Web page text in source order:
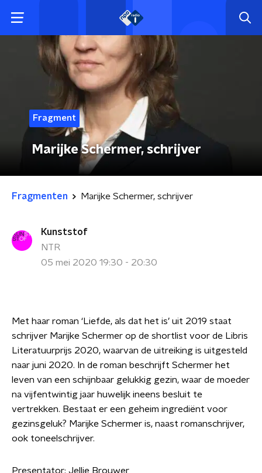
Fragment
Marijke Schermer, schrijver
Fragmenten Marijke Schermer, schrijver
Kunststof
NTR
05 mei 2020 19:30 - 20:30
Met haar roman ‘Liefde, als dat het is’ uit 2019 staat
schrijver Marijke Schermer op de shortlist voor de Libris
Literatuurprijs 2020, waarvan de uitreiking is uitgesteld
naar juni 2020. In de roman beschrijft Schermer het
leven van een schijnbaar gelukkig gezin, waar de moeder
na vijfentwintig jaar huwelijk ineens besluit te
vertrekken. Bestaat er een geheim ingrediënt voor
gezinsgeluk? Marijke Schermer is, naast romanschrijver,
ook toneelschrijver.
Presentator: Jellie Brouwer